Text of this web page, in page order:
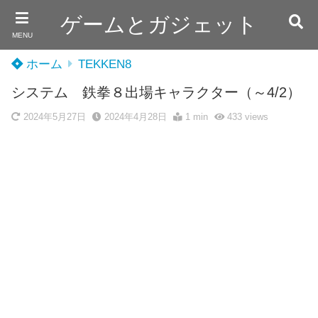
MENU ゲームとガジェット
ホーム TEKKEN8
システム 鉄拳８出場キャラクター（～4/2）
2024年5月27日 2024年4月28日 1 min 433views